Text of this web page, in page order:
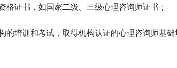
证书，如国家二级、三级心理咨询师证书；
培训和考试，取得机构认证的心理咨询师基础